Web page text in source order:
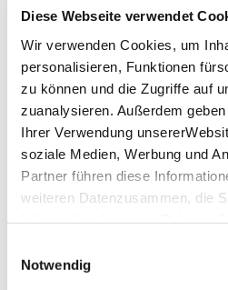
Diese Webseite verwendet
Wir verwenden Cookies, um
personalisieren, Funktionen
zu können und die Zugriffe auf
zuanalysieren. Außerdem
Ihrer Verwendung
soziale Medien, Werbung und
Partner führen diese
weiteren Datenzusammen, die
Impressum
Notwendig
Abenteuerpark Schloss
am Schloss Lichtenstein
72805 Lichtenstein
Telefon:+49 (0)7129 694 395
Mail:info@abenteuerpark-
Website: